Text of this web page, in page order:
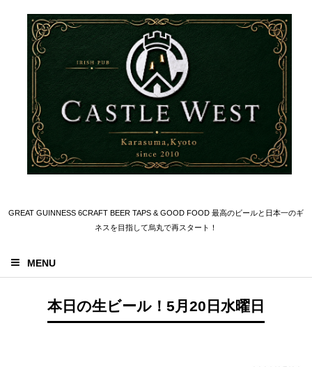
GREAT GUINNESS 6CRAFT BEER TAPS & GOOD FOOD 最高のビールと日本一のギ
ネスを目指して烏丸で再スタート！
MENU
本日の生ビール！5月20日水曜日